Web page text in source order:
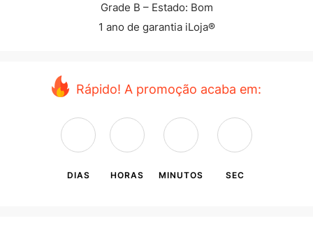
Grade B – Estado: Bom
1 ano de garantia iLoja®
Rápido! A promoção acaba em:
DIAS HORAS MINUTOS SEC